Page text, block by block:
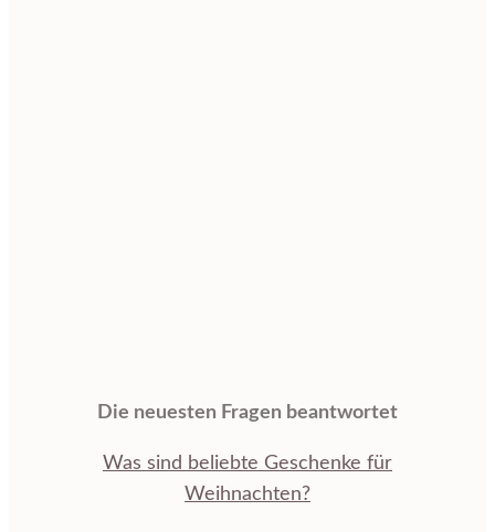
Die neuesten Fragen beantwortet
Was sind beliebte Geschenke für
Weihnachten?